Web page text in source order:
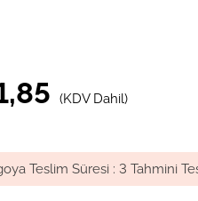
(KDV Dahil)
Teslim Süresi : 3 Tahmini